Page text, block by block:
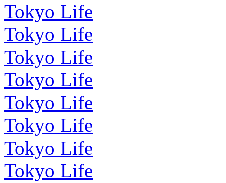
Tokyo Life
Tokyo Life
Tokyo Life
Tokyo Life
Tokyo Life
Tokyo Life
Tokyo Life
Tokyo Life